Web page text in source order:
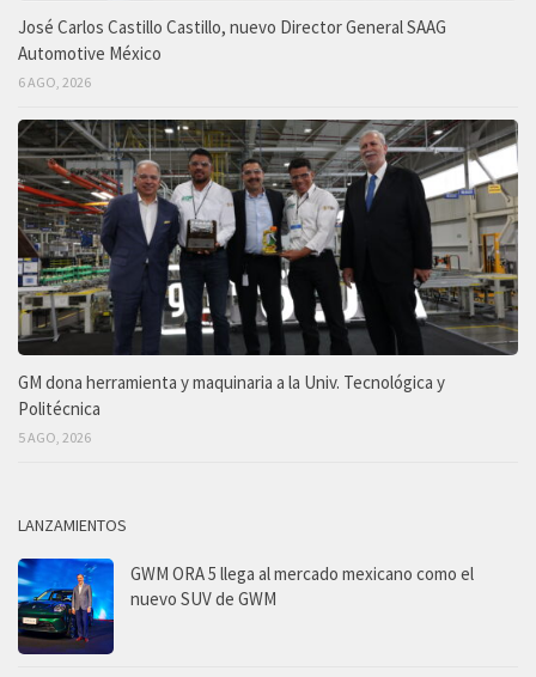
José Carlos Castillo Castillo, nuevo Director General SAAG
Automotive México
6 AGO, 2026
GM dona herramienta y maquinaria a la Univ. Tecnológica y
Politécnica
5 AGO, 2026
LANZAMIENTOS
GWM ORA 5 llega al mercado mexicano como el
nuevo SUV de GWM